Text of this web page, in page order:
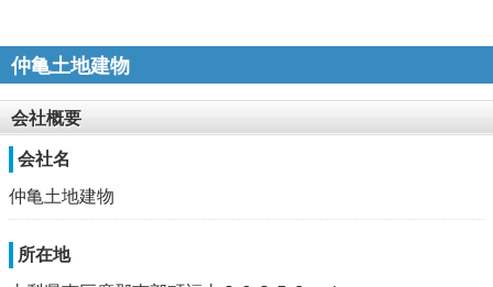
仲亀土地建物
会社概要
会社名
仲亀土地建物
所在地